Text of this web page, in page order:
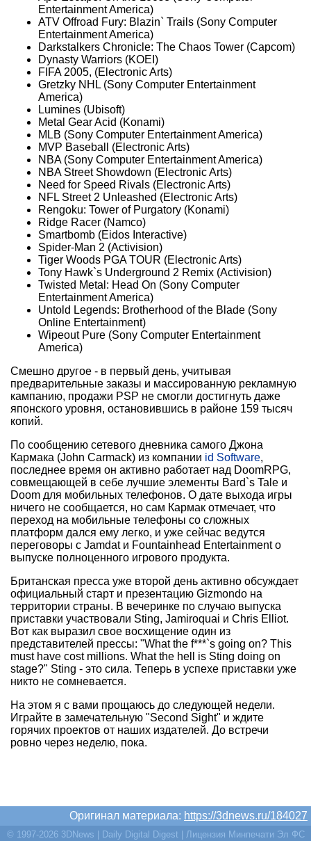
Entertainment America)
ATV Offroad Fury: Blazin` Trails (Sony Computer
Entertainment America)
Darkstalkers Chronicle: The Chaos Tower (Capcom)
Dynasty Warriors (KOEI)
FIFA 2005, (Electronic Arts)
Gretzky NHL (Sony Computer Entertainment
America)
Lumines (Ubisoft)
Metal Gear Acid (Konami)
MLB (Sony Computer Entertainment America)
MVP Baseball (Electronic Arts)
NBA (Sony Computer Entertainment America)
NBA Street Showdown (Electronic Arts)
Need for Speed Rivals (Electronic Arts)
NFL Street 2 Unleashed (Electronic Arts)
Rengoku: Tower of Purgatory (Konami)
Ridge Racer (Namco)
Smartbomb (Eidos Interactive)
Spider-Man 2 (Activision)
Tiger Woods PGA TOUR (Electronic Arts)
Tony Hawk`s Underground 2 Remix (Activision)
Twisted Metal: Head On (Sony Computer
Entertainment America)
Untold Legends: Brotherhood of the Blade (Sony
Online Entertainment)
Wipeout Pure (Sony Computer Entertainment
America)
Смешно другое - в первый день, учитывая
предварительные заказы и массированную рекламную
кампанию, продажи PSP не смогли достигнуть даже
японского уровня, остановившись в районе 159 тысяч
копий.
По сообщению сетевого дневника самого Джона
Кармака (John Carmack) из компании id Software,
последнее время он активно работает над DoomRPG,
совмещающей в себе лучшие элементы Bard`s Tale и
Doom для мобильных телефонов. О дате выхода игры
ничего не сообщается, но сам Кармак отмечает, что
переход на мобильные телефоны со сложных
платформ дался ему легко, и уже сейчас ведутся
переговоры с Jamdat и Fountainhead Entertainment о
выпуске полноценного игрового продукта.
Британская пресса уже второй день активно обсуждает
официальный старт и презентацию Gizmondo на
территории страны. В вечеринке по случаю выпуска
приставки участвовали Sting, Jamiroquai и Chris Elliot.
Вот как выразил свое восхищение один из
представителей прессы: "What the f***`s going on? This
must have cost millions. What the hell is Sting doing on
stage?" Sting - это сила. Теперь в успехе приставки уже
никто не сомневается.
На этом я с вами прощаюсь до следующей недели.
Играйте в замечательную "Second Sight" и ждите
горячих проектов от наших издателей. До встречи
ровно через неделю, пока.
Оригинал материала: https://3dnews.ru/184027
© 1997-2026 3DNews | Daily Digital Digest | Лицензия Минпечати Эл ФС